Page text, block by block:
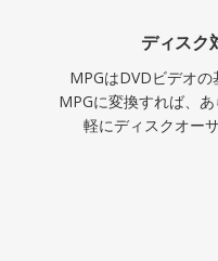
なしに効率的なフ
す。幅広い互換性
強みの一つであり
ステムの事実上す
加のコーデックイ
ジタルビデオワー
ディスク
MPGはDVDビデオ
MPGに変換すれば、
軽にディスクオー